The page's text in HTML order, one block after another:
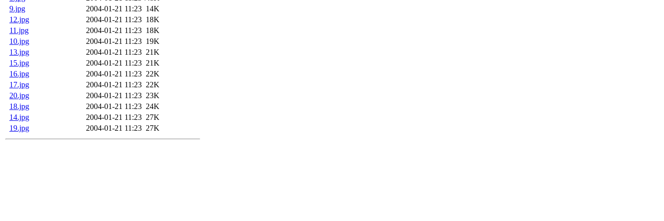
9.jpg
2004-01-21 11:23 14K
12.jpg
2004-01-21 11:23 18K
11.jpg
2004-01-21 11:23 18K
10.jpg
2004-01-21 11:23 19K
13.jpg
2004-01-21 11:23 21K
15.jpg
2004-01-21 11:23 21K
16.jpg
2004-01-21 11:23 22K
17.jpg
2004-01-21 11:23 22K
20.jpg
2004-01-21 11:23 23K
18.jpg
2004-01-21 11:23 24K
14.jpg
2004-01-21 11:23 27K
19.jpg
2004-01-21 11:23 27K